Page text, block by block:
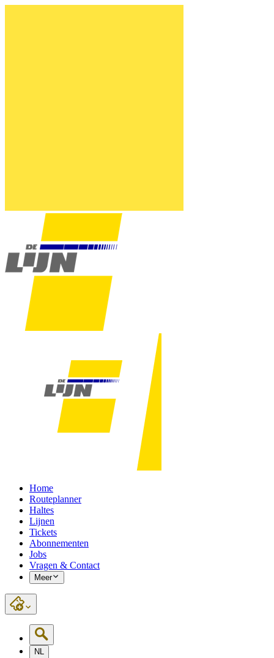
Home
Routeplanner
Haltes
Lijnen
Tickets
Abonnementen
Jobs
Vragen & Contact
Meer
NL